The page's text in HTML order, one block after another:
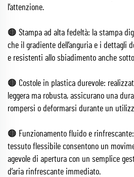
l’attenzione.
🟠 Stampa ad alta fedeltà: la stampa
che il gradiente dell’anguria e i dettagli
e resistenti allo sbiadimento anche
🟠 Costole in plastica durevole:
leggera ma robusta, assicurano una
rompersi o deformarsi durante un
🟠 Funzionamento fluido e
tessuto flessibile consentono un
agevole di apertura con un semplice
d’aria rinfrescante immediato.